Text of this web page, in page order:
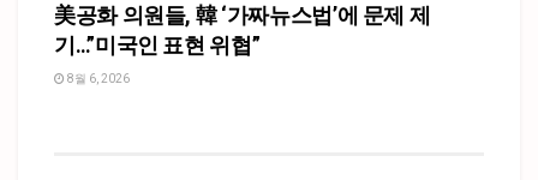
美공화 의원들, 韓 ‘가짜뉴스법’에 문제 제
기…”미국인 표현 위협”
8월 6, 2026